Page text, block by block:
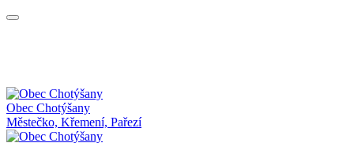
Obec Chotýšany
Městečko, Křemení, Pařezí